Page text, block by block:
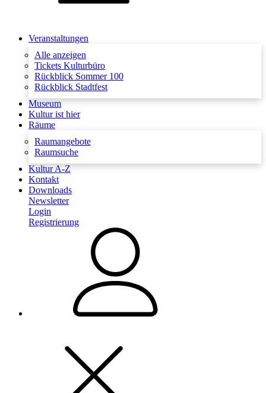
Veranstaltungen
Alle anzeigen
Tickets Kulturbüro
Rückblick Sommer 100
Rückblick Stadtfest
Museum
Kultur ist hier
Räume
Raumangebote
Raumsuche
Kultur A-Z
Kontakt
Downloads
Newsletter
Login
Registrierung